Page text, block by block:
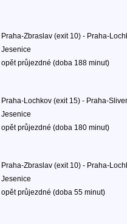
Praha-Zbraslav (exit 10) - Praha-
Jesenice
opět průjezdné (doba 188 minut)
Praha-Lochkov (exit 15) - Praha-
Jesenice
opět průjezdné (doba 180 minut)
Praha-Zbraslav (exit 10) - Praha-
Jesenice
opět průjezdné (doba 55 minut)